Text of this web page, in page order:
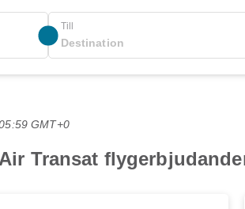
Till
GMT+0
Transat